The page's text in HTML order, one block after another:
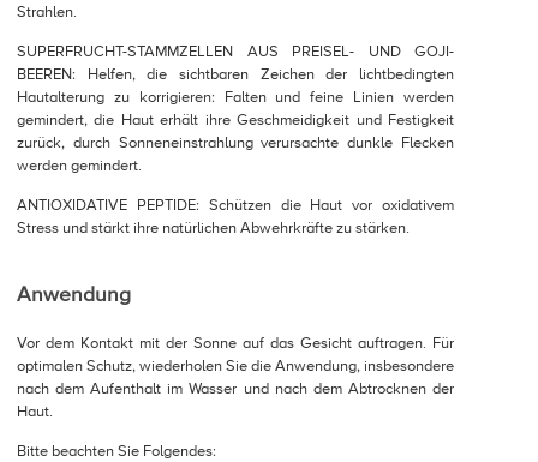
Strahlen.
SUPERFRUCHT-STAMMZELLEN AUS PREISEL- UND GOJI-
BEEREN: Helfen, die sichtbaren Zeichen der lichtbedingten
Hautalterung zu korrigieren: Falten und feine Linien werden
gemindert, die Haut erhält ihre Geschmeidigkeit und Festigkeit
zurück, durch Sonneneinstrahlung verursachte dunkle Flecken
werden gemindert.
ANTIOXIDATIVE PEPTIDE: Schützen die Haut vor oxidativem
Stress und stärkt ihre natürlichen Abwehrkräfte zu stärken.
Anwendung
Vor dem Kontakt mit der Sonne auf das Gesicht auftragen. Für
optimalen Schutz, wiederholen Sie die Anwendung, insbesondere
nach dem Aufenthalt im Wasser und nach dem Abtrocknen der
Haut.
Bitte beachten Sie Folgendes: